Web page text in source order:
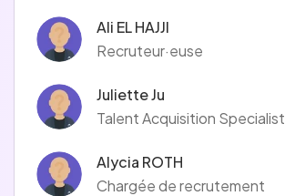
Ali EL HAJJI
Recruteur·euse
Juliette Ju
Talent Acquisition Specialist
Alycia ROTH
Chargée de recrutement